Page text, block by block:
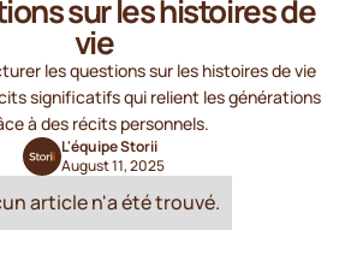
sur les histoires de
vie
les questions sur les histoires de vie
significatifs qui relient les générations
à des récits personnels.
L'équipe Storii
August 11, 2025
article n'a été trouvé.